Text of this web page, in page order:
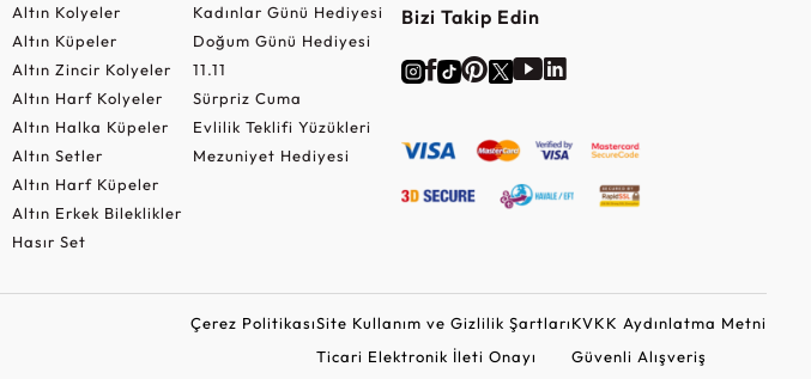
Altın Kolyeler
Altın Küpeler
Altın Zincir Kolyeler
Altın Harf Kolyeler
Altın Halka Küpeler
Altın Setler
Altın Harf Küpeler
Altın Erkek Bileklikler
Hasır Set
Kadınlar Günü Hediyesi
Doğum Günü Hediyesi
11.11
Sürpriz Cuma
Evlilik Teklifi Yüzükleri
Mezuniyet Hediyesi
Bizi Takip Edin
Çerez PolitikasıSite Kullanım ve Gizlilik Şartları
Ticari Elektronik İleti Onayı
KVKK Aydınlatma Metni
Güvenli Alışveriş